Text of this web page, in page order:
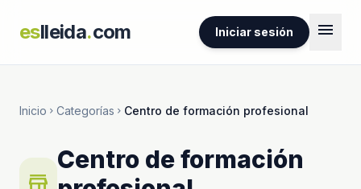
eslleida.com Iniciar sesión menu
Inicio chevron_right Categorías chevron_right Centro de formación profesional
Centro de formación